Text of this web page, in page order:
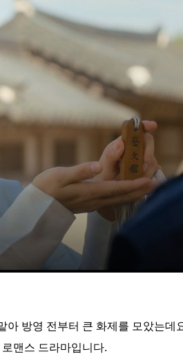
맡아 방영 전부터 큰 화제를 모았는
맨스 드라마입니다.